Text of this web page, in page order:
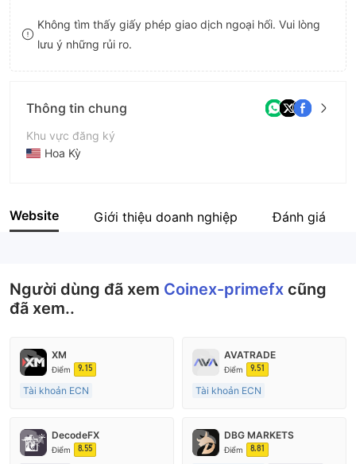
9 7
8
7
8
Không tìm thấy giấy phép giao dịch ngoại hối. Vui lòng
lưu ý những rủi ro.
Thông tin chung
Khu vực đăng ký
Hoa Kỳ
Tên công ty
Website Giới thiệu doanh nghiệp Đánh giá
Người dùng đã xem Coinex-primefx cũng
đã xem..
XM
Điểm 9.15
Tài khoản ECN
Đăng ký tại Nước Úc
AVATRADE
Điểm 9.51
Tài khoản ECN
Đăng ký tại Nước Úc
DecodeFX
Điểm 8.55
DBG MARKETS
Điểm 8.81